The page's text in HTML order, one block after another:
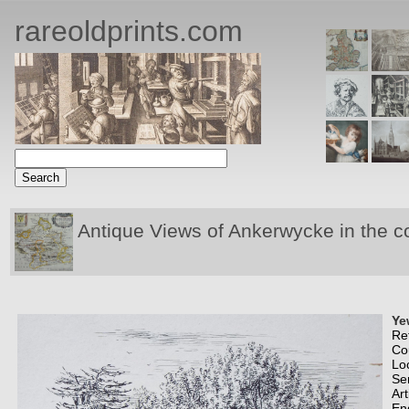
rareoldprints.com
Antique Views of Ankerwycke in the